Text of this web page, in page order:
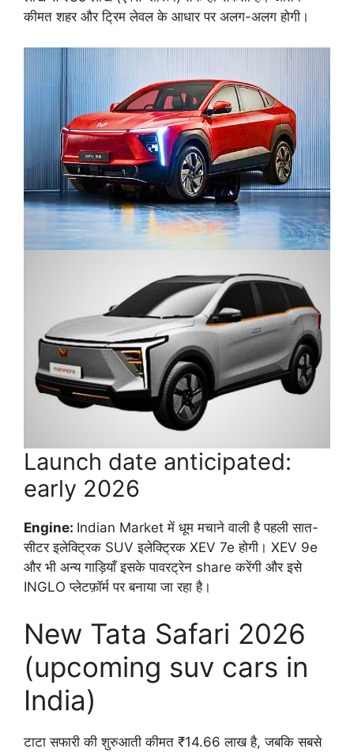
कीमत शहर और ट्रिम लेवल के आधार पर अलग-अलग होगी।
Launch date anticipated:
early 2026
Engine: Indian Market में धूम मचाने वाली है पहली सात-
सीटर इलेक्ट्रिक SUV इलेक्ट्रिक XEV 7e होगी। XEV 9e
और भी अन्य गाड़ियाँ इसके पावरट्रेन share करेंगी और इसे
INGLO प्लेटफ़ॉर्म पर बनाया जा रहा है।
New Tata Safari 2026
(upcoming suv cars in
India)
टाटा सफारी की शुरुआती कीमत ₹14.66 लाख है, जबकि सबसे